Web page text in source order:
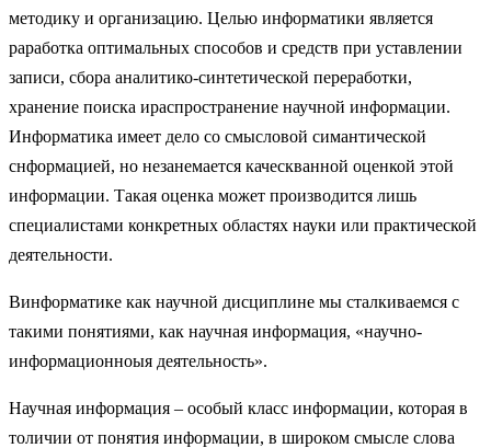
методику и организацию. Целью информатики является
раработка оптимальных способов и средств при уставлении
записи, сбора аналитико-синтетической переработки,
хранение поиска ираспространение научной информации.
Информатика имеет дело со смысловой симантической
снформацией, но незанемается каческванной оценкой этой
информации. Такая оценка может производится лишь
специалистами конкретных областях науки или практической
деятельности.
Винформатике как научной дисциплине мы сталкиваемся с
такими понятиями, как научная информация, «научно-
информационноыя деятельность».
Научная информация – особый класс информации, которая в
толичии от понятия информации, в широком смысле слова